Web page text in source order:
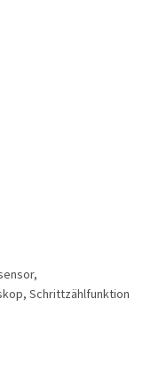
Schrittzählfunktion